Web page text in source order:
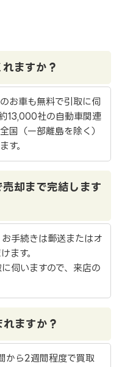
ますか？
お車も無料で引取に伺
13,000社の自動車関連
国（一部離島を除く）
す。
却まで完結します
手続きは郵送またはオ
ます。
伺いますので、来店の
ますか？
から2週間程度で買取